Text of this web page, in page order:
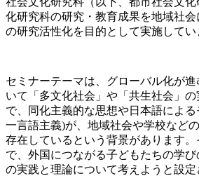
化研究科の研究・教育成果を地域社
の研究活性化を目的として実施してい
セミナーテーマは、グローバル化が
いて「多文化社会」や「共生社会」
で、同化主義的な思想や日本語によ
一言語主義)が、地域社会や学校など
存在しているという背景があります
で、外国につながる子どもたちの学
の実践と理論について考えようと設定